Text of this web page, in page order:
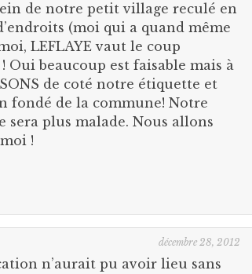
de notre petit village reculé en
(moi qui a quand même
LEFLAYE vaut le coup
Oui beaucoup est faisable mais à
de coté notre étiquette et
fondé de la commune! Notre
sera plus malade. Nous allons
!
décembre 28, 2012
n’aurait pu avoir lieu sans